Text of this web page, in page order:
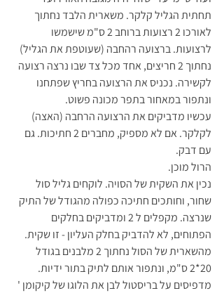
תחתית הגליל קלקר. משארית הלבד נחתוך
לאורכו 2 רצועות ברוחב 2 ס"מ שישמשו
לרצועות. ברצועה רהחבה (שעוטפת את הגליל)
נחתוך 2 חריצים, אחד מכל צד שבו נרצה רצועה
לקשירה. נכניס את הרצועה בחריץ שפתחנו
ונתפור במאחור בתפר מכונה פשוט.
עכשיו מדביקים את הרצועה הרחבה (האצה)
לקלקר. אם לא מספיק, מחברים 2 חתיכות. גם
עם דבק.
הרול מוכן.
נכין את השקית של הסויה. לוקחים גליל סול
שחור, וחותכים חתיכה כפולה מהגודל של התיק
שנרצה. מקפלים ל 2 ומדביקים בחלקים
הפתוחים, לא להדביק בחלק העליון - זו שקית.
מהשארית של הסול נחתוך 2 מלבנים בגודל
20*2 ס"מ, ונתפור אותם לתיק בתור ידיות.
מדפיסים על בריסטול לבן את הלוגו של קיקומן '